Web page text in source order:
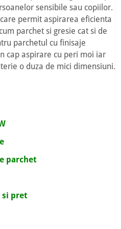
sensibile sau copiilor.
permit aspirarea eficienta
parchet si gresie cat si de
parchetul cu finisaje
cap aspirare cu peri moi iar
o duza de mici dimensiuni.
parchet
si pret